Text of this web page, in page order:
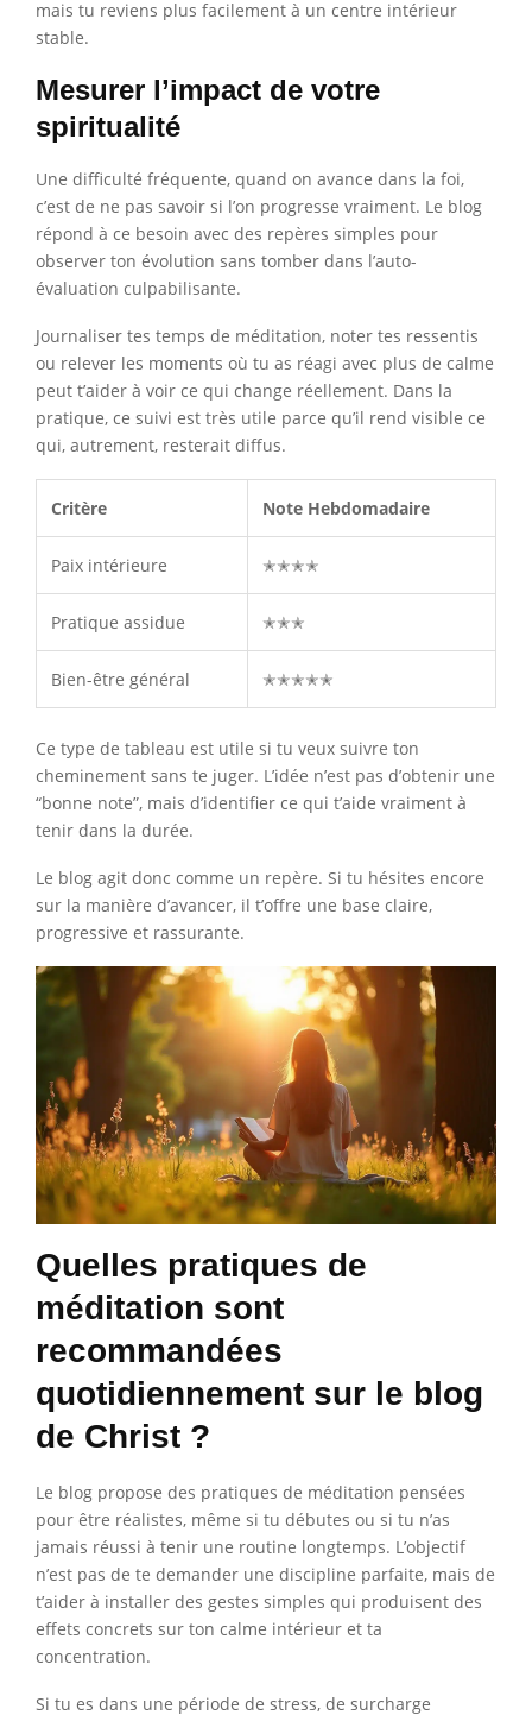
mais tu reviens plus facilement à un centre intérieur
stable.
Mesurer l’impact de votre
spiritualité
Une difficulté fréquente, quand on avance dans la foi,
c’est de ne pas savoir si l’on progresse vraiment. Le blog
répond à ce besoin avec des repères simples pour
observer ton évolution sans tomber dans l’auto-
évaluation culpabilisante.
Journaliser tes temps de méditation, noter tes ressentis
ou relever les moments où tu as réagi avec plus de calme
peut t’aider à voir ce qui change réellement. Dans la
pratique, ce suivi est très utile parce qu’il rend visible ce
qui, autrement, resterait diffus.
Critère Note Hebdomadaire
Paix intérieure ✭✭✭✭
Pratique assidue ✭✭✭
Bien-être général ✭✭✭✭✭
Ce type de tableau est utile si tu veux suivre ton
cheminement sans te juger. L’idée n’est pas d’obtenir une
“bonne note”, mais d’identifier ce qui t’aide vraiment à
tenir dans la durée.
Le blog agit donc comme un repère. Si tu hésites encore
sur la manière d’avancer, il t’offre une base claire,
progressive et rassurante.
Quelles pratiques de
méditation sont
recommandées
quotidiennement sur le blog
de Christ ?
Le blog propose des pratiques de méditation pensées
pour être réalistes, même si tu débutes ou si tu n’as
jamais réussi à tenir une routine longtemps. L’objectif
n’est pas de te demander une discipline parfaite, mais de
t’aider à installer des gestes simples qui produisent des
effets concrets sur ton calme intérieur et ta
concentration.
Si tu es dans une période de stress, de surcharge